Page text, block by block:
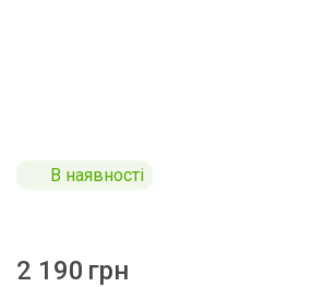
В наявності
2 190 грн